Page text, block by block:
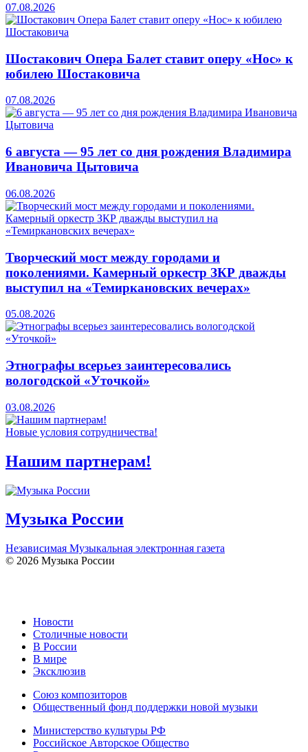
07.08.2026
Шостакович Опера Балет ставит оперу «Нос» к
юбилею Шостаковича
07.08.2026
6 августа — 95 лет со дня рождения Владимира
Ивановича Цытовича
06.08.2026
Творческий мост между городами и
поколениями. Камерный оркестр ЗКР дважды
выступил на «Темиркановских вечерах»
05.08.2026
Этнографы всерьез заинтересовались
вологодской «Уточкой»
03.08.2026
Новые условия сотрудничества!
Нашим партнерам!
Музыка России
Независимая Музыкальная электронная газета
© 2026 Музыка России
Новости
Столичные новости
В России
В мире
Эксклюзив
Союз композиторов
Общественный фонд поддержки новой музыки
Министерство культуры РФ
Российское Авторское Общество